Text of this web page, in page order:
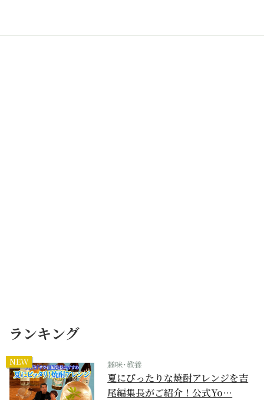
ランキング
NEW 趣味･教養
夏にぴったりな焼酎アレンジを吉
尾編集長がご紹介！公式Yo…